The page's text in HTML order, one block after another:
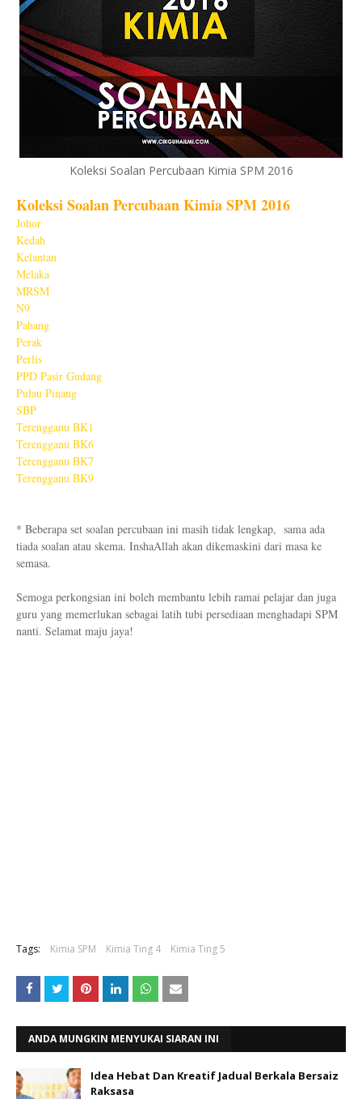
Koleksi Soalan Percubaan Kimia SPM 2016
Koleksi Soalan Percubaan Kimia SPM 2016
Johor
Kedah
Kelantan
Melaka
MRSM
N9
Pahang
Perak
Perlis
PPD Pasir Gudang
Pulau Pinang
SBP
Terengganu BK1
Terengganu BK6
Terengganu BK7
Terengganu BK9
* Beberapa set soalan percubaan ini masih tidak lengkap, sama ada
tiada soalan atau skema. InshaAllah akan dikemaskini dari masa ke
semasa.
Semoga perkongsian ini boleh membantu lebih ramai pelajar dan juga
guru yang memerlukan sebagai latih tubi persediaan menghadapi SPM
nanti. Selamat maju jaya!
Tags: Kimia SPM Kimia Ting 4 Kimia Ting 5
ANDA MUNGKIN MENYUKAI SIARAN INI
Idea Hebat Dan Kreatif Jadual Berkala Bersaiz
Raksasa